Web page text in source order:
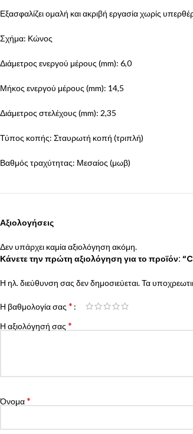
Εξασφαλίζει ομαλή και ακριβή εργασία χωρίς
Σχήμα: Κώνος
Διάμετρος ενεργού μέρους (mm): 6,0
Μήκος ενεργού μέρους (mm): 14,5
Διάμετρος στελέχους (mm): 2,35
Τύπος κοπής: Σταυρωτή κοπή (τριπλή)
Βαθμός τραχύτητας: Μεσαίος (μωβ)
Αξιολογήσεις
Δεν υπάρχει καμία αξιολόγηση ακόμη.
Κάνετε την πρώτη αξιολόγηση για το προϊόν:
Η ηλ. διεύθυνση σας δεν δημοσιεύεται.Τα
Η βαθμολογία σας *
Η αξιολόγησή σας *
Όνομα*